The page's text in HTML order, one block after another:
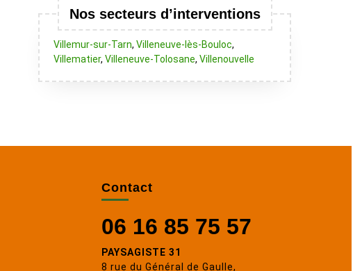
Nos secteurs d’interventions
Villemur-sur-Tarn, Villeneuve-lès-Bouloc,
Villematier, Villeneuve-Tolosane, Villenouvelle
Contact
06 16 85 75 57
PAYSAGISTE 31
8 rue du Général de Gaulle,